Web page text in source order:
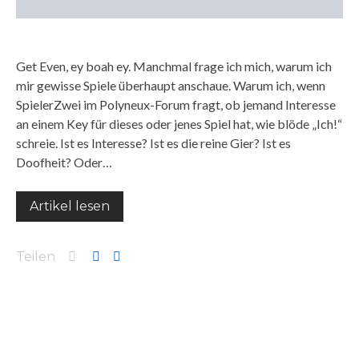
Get Even, ey boah ey. Manchmal frage ich mich, warum ich
mir gewisse Spiele überhaupt anschaue. Warum ich, wenn
SpielerZwei im Polyneux-Forum fragt, ob jemand Interesse
an einem Key für dieses oder jenes Spiel hat, wie blöde „Ich!“
schreie. Ist es Interesse? Ist es die reine Gier? Ist es
Doofheit? Oder…
Artikel lesen
Teilen